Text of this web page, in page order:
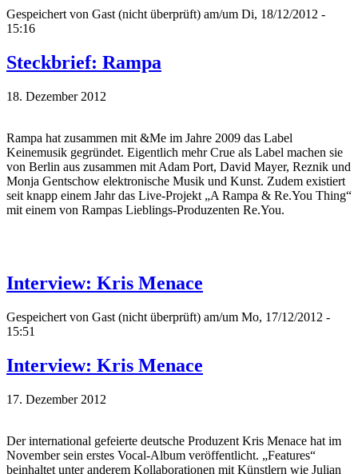
Gespeichert von Gast (nicht überprüft) am/um Di, 18/12/2012 -
15:16
Steckbrief: Rampa
18. Dezember 2012
Rampa hat zusammen mit &Me im Jahre 2009 das Label
Keinemusik gegründet. Eigentlich mehr Crue als Label machen sie
von Berlin aus zusammen mit Adam Port, David Mayer, Reznik und
Monja Gentschow elektronische Musik und Kunst. Zudem existiert
seit knapp einem Jahr das Live-Projekt „A Rampa & Re.You Thing“
mit einem von Rampas Lieblings-Produzenten Re.You.
Interview: Kris Menace
Gespeichert von Gast (nicht überprüft) am/um Mo, 17/12/2012 -
15:51
Interview: Kris Menace
17. Dezember 2012
Der international gefeierte deutsche Produzent Kris Menace hat im
November sein erstes Vocal-Album veröffentlicht. „Features“
beinhaltet unter anderem Kollaborationen mit Künstlern wie Julian